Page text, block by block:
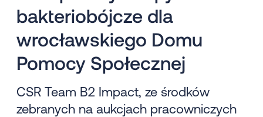
bakteriobójcze dla
wrocławskiego Domu
Pomocy Społecznej
CSR Team B2 Impact, ze środków
zebranych na aukcjach pracowniczych